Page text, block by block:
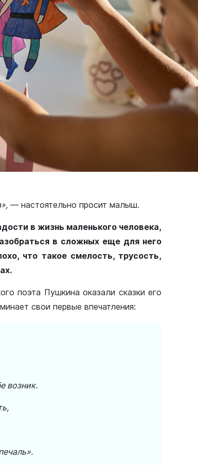
», — настоятельно просит малыш.
в жизнь маленького человека,
в сложных еще для него
что такое смелость, трусость,
поэта Пушкина оказали сказки его
свои первые впечатления:
возник.